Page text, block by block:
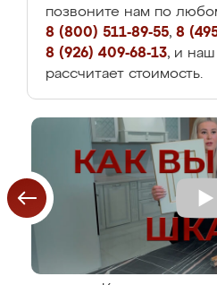
позвоните нам по
8 (800) 511-89-55, 8
8 (926) 409-68-13, и
рассчитает стоимость.